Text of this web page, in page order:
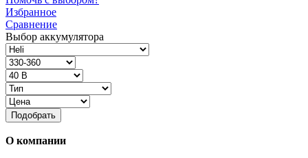
Избранное
Сравнение
Выбор аккумулятора
Подобрать
О компании